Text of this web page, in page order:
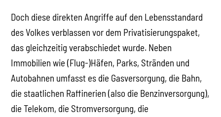
Doch diese direkten Angriffe auf den Lebensstandard
des Volkes verblassen vor dem Privatisierungspaket,
das gleichzeitig verabschiedet wurde. Neben
Immobilien wie (Flug-)Häfen, Parks, Stränden und
Autobahnen umfasst es die Gasversorgung, die Bahn,
die staatlichen Raffinerien (also die Benzinversorgung),
die Telekom, die Stromversorgung, die